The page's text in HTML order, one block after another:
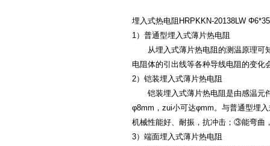
埋入式热电阻HRPKKN-20138LW
1）普通型埋入式薄片热电阻
从埋入式薄片热电阻的测温原理可知
电阻体的引出线等各种导线电阻的
2）铠装埋入式薄片热电阻
铠装埋入式薄片热电阻是由感温元件
φ8mm，zui小可达φmm。与普通型埋
机械性能好、耐振，抗冲击；③能
3）端面埋入式薄片热电阻